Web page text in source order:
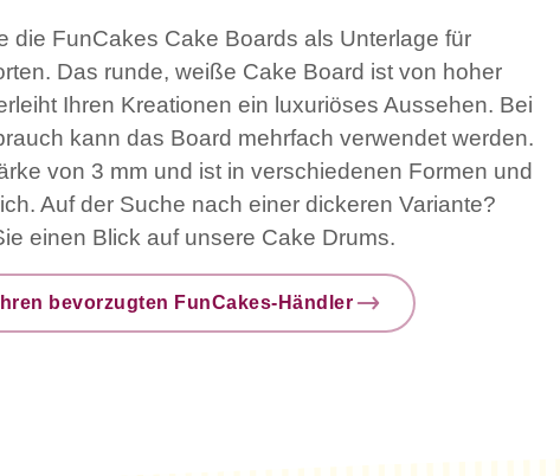
die FunCakes Cake Boards als Unterlage für
Das runde, weiße Cake Board ist von hoher
Ihren Kreationen ein luxuriöses Aussehen. Bei
kann das Board mehrfach verwendet werden.
von 3 mm und ist in verschiedenen Formen und
Auf der Suche nach einer dickeren Variante?
einen Blick auf unsere Cake Drums.
bevorzugten FunCakes-Händler